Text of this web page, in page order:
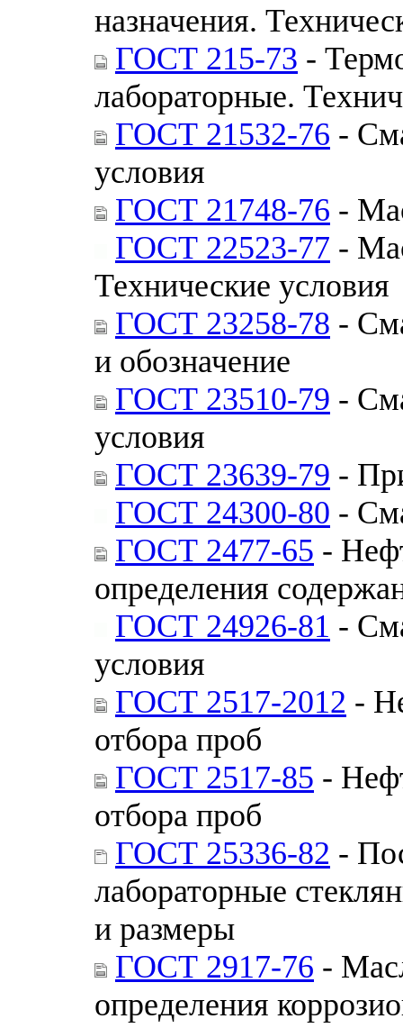
назначения.
ГОСТ 215-73 -
лабораторные.
ГОСТ 21532-76 -
условия
ГОСТ 21748-76 -
ГОСТ 22523-77 -
Технические условия
ГОСТ 23258-78 -
и обозначение
ГОСТ 23510-79 -
условия
ГОСТ 23639-79 -
ГОСТ 24300-80 -
ГОСТ 2477-65 -
определения
ГОСТ 24926-81 -
условия
ГОСТ 2517-2012 -
отбора проб
ГОСТ 2517-85 -
отбора проб
ГОСТ 25336-82 -
лабораторные
и размеры
ГОСТ 2917-76 -
определения